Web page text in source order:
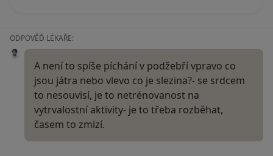
ODPOVĚĎ LÉKAŘE:
A není to spíše píchání v podžebří vpravo co
jsou játra nebo vlevo co je slezina?- se srdcem
to nesouvisí, je to netrénovanost na
vytrvalostní aktivity- je to třeba rozběhat,
časem to zmizí.